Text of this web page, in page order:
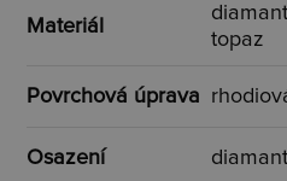
Materiál
topaz
Povrchová úprava
Osazení